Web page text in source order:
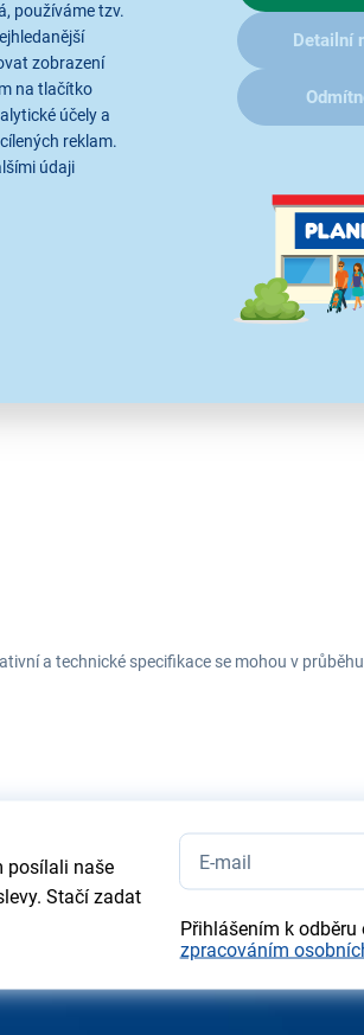
používáme tzv.
zobrazení
na tlačítko
účely a
reklam.
údaji
Detailní
a technické specifikace se mohou v
posílali naše
Stačí zadat
Přihlášením k
zpracováním